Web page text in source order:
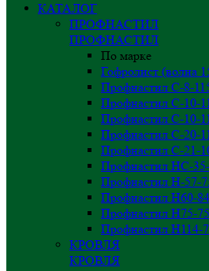
КАТАЛОГ
ПРОФНАСТИЛ
ПРОФНАСТИЛ
По марке
Гофролист (волна
Профнастил С-8-
Профнастил С-10-
Профнастил С-10-
Профнастил С-20-
Профнастил С-21-
Профнастил НС-
Профнастил H-57-
Профнастил Н60-
Профнастил Н75-
Профнастил Н114-
КРОВЛЯ
КРОВЛЯ